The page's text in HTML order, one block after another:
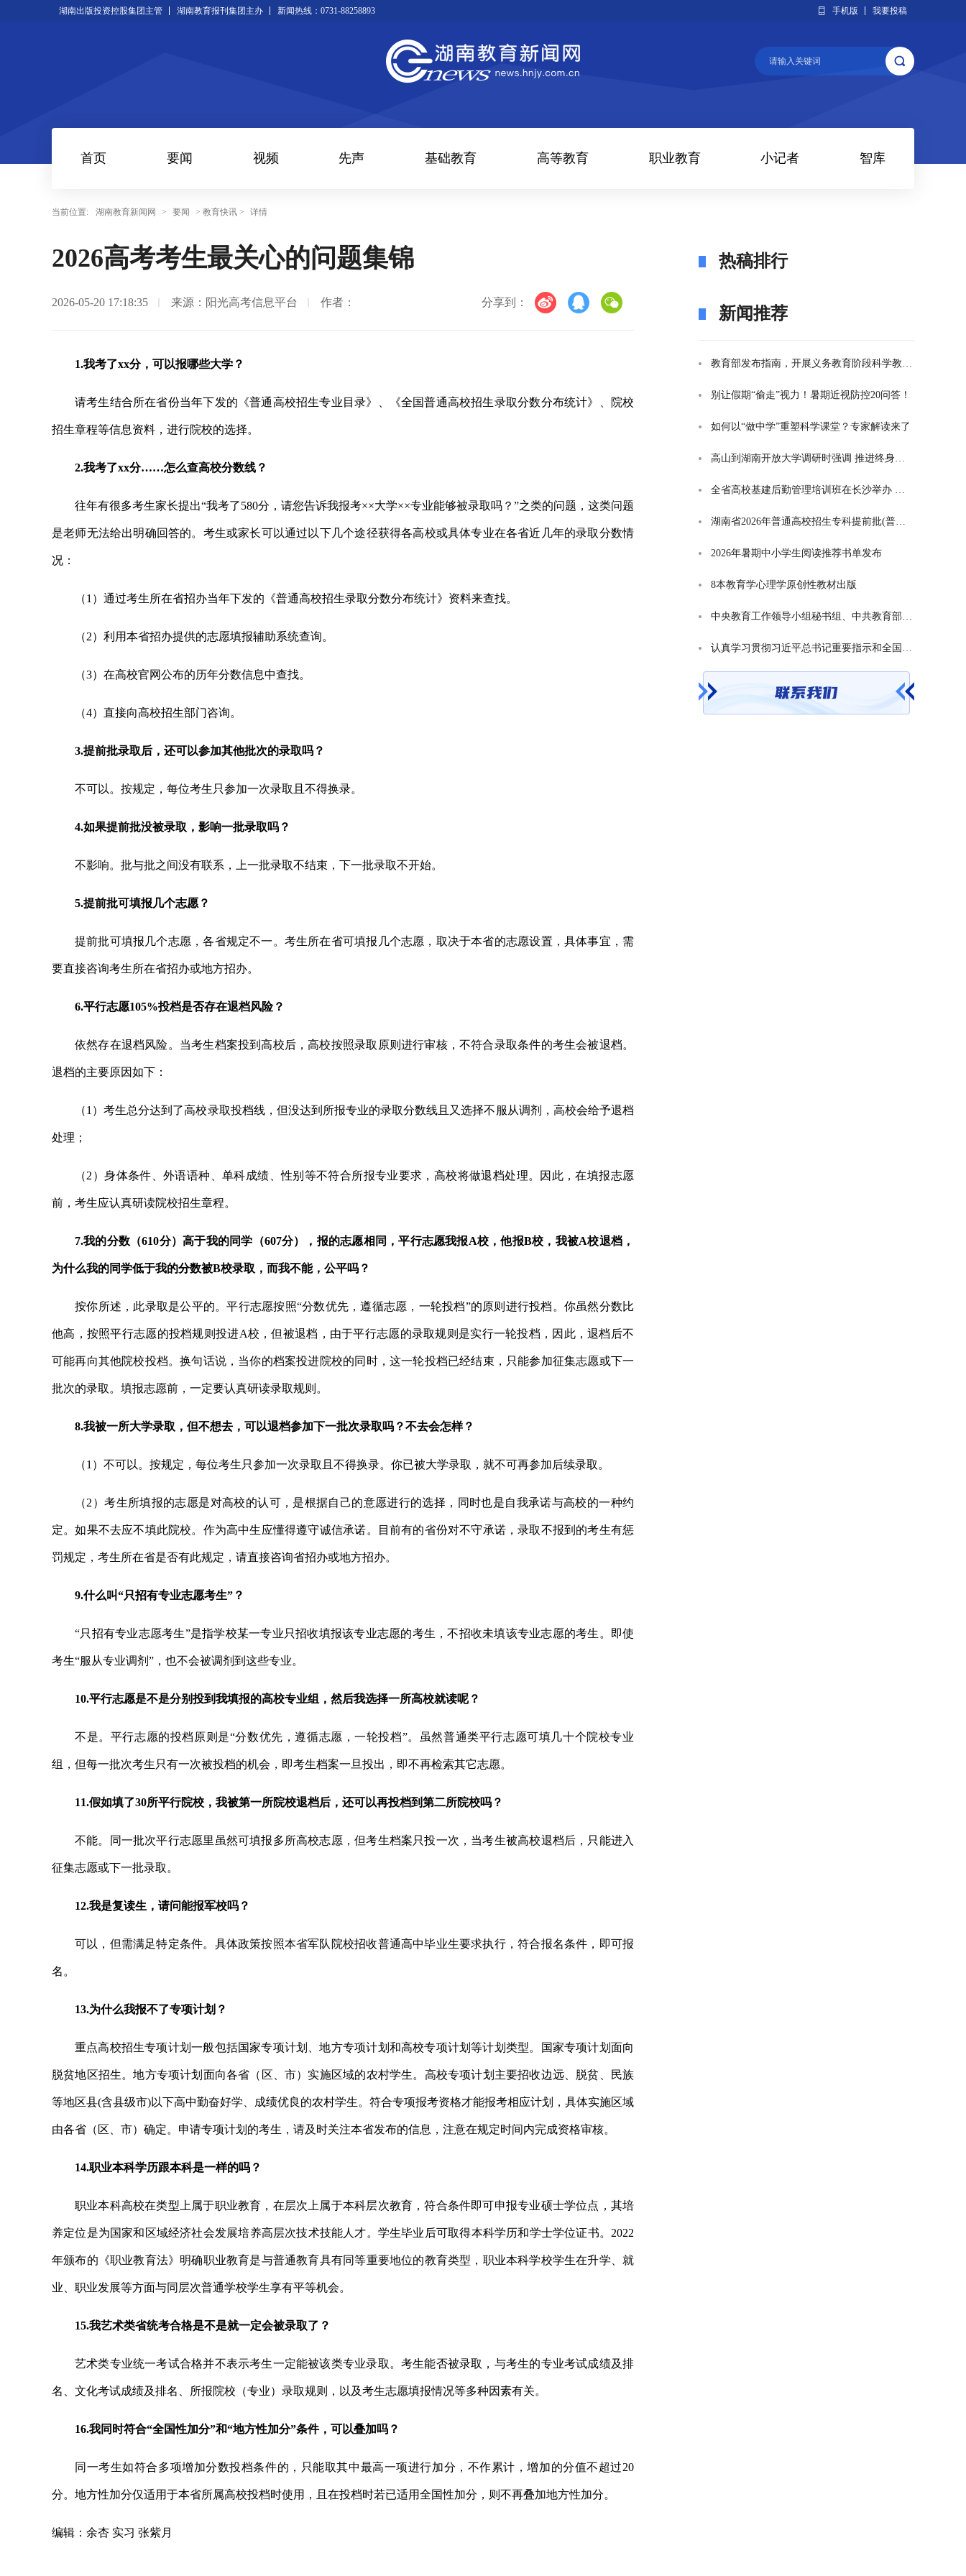
湖南出版投资控股集团主管 湖南教育报刊集团主办 新闻热线：0731-88258893 手机版 我要投稿
首页 要闻 视频 先声 基础教育 高等教育 职业教育 小记者 智库
当前位置: 湖南教育新闻网 > 要闻 > 教育快讯 > 详情
2026高考考生最关心的问题集锦
2026-05-20 17:18:35 来源：阳光高考信息平台 作者： 分享到：
1.我考了xx分，可以报哪些大学？
请考生结合所在省份当年下发的《普通高校招生专业目录》、《全国普通高校招生录取分数分布统计》、院校
招生章程等信息资料，进行院校的选择。
2.我考了xx分……怎么查高校分数线？
往年有很多考生家长提出“我考了580分，请您告诉我报考××大学××专业能够被录取吗？”之类的问题，这类问题
是老师无法给出明确回答的。考生或家长可以通过以下几个途径获得各高校或具体专业在各省近几年的录取分数情
况：
（1）通过考生所在省招办当年下发的《普通高校招生录取分数分布统计》资料来查找。
（2）利用本省招办提供的志愿填报辅助系统查询。
（3）在高校官网公布的历年分数信息中查找。
（4）直接向高校招生部门咨询。
3.提前批录取后，还可以参加其他批次的录取吗？
不可以。按规定，每位考生只参加一次录取且不得换录。
4.如果提前批没被录取，影响一批录取吗？
不影响。批与批之间没有联系，上一批录取不结束，下一批录取不开始。
5.提前批可填报几个志愿？
提前批可填报几个志愿，各省规定不一。考生所在省可填报几个志愿，取决于本省的志愿设置，具体事宜，需
要直接咨询考生所在省招办或地方招办。
6.平行志愿105%投档是否存在退档风险？
依然存在退档风险。当考生档案投到高校后，高校按照录取原则进行审核，不符合录取条件的考生会被退档。
退档的主要原因如下：
（1）考生总分达到了高校录取投档线，但没达到所报专业的录取分数线且又选择不服从调剂，高校会给予退档
处理；
（2）身体条件、外语语种、单科成绩、性别等不符合所报专业要求，高校将做退档处理。因此，在填报志愿
前，考生应认真研读院校招生章程。
7.我的分数（610分）高于我的同学（607分），报的志愿相同，平行志愿我报A校，他报B校，我被A校退档，
为什么我的同学低于我的分数被B校录取，而我不能，公平吗？
按你所述，此录取是公平的。平行志愿按照“分数优先，遵循志愿，一轮投档”的原则进行投档。你虽然分数比
他高，按照平行志愿的投档规则投进A校，但被退档，由于平行志愿的录取规则是实行一轮投档，因此，退档后不
可能再向其他院校投档。换句话说，当你的档案投进院校的同时，这一轮投档已经结束，只能参加征集志愿或下一
批次的录取。填报志愿前，一定要认真研读录取规则。
8.我被一所大学录取，但不想去，可以退档参加下一批次录取吗？不去会怎样？
（1）不可以。按规定，每位考生只参加一次录取且不得换录。你已被大学录取，就不可再参加后续录取。
（2）考生所填报的志愿是对高校的认可，是根据自己的意愿进行的选择，同时也是自我承诺与高校的一种约
定。如果不去应不填此院校。作为高中生应懂得遵守诚信承诺。目前有的省份对不守承诺，录取不报到的考生有惩
罚规定，考生所在省是否有此规定，请直接咨询省招办或地方招办。
9.什么叫“只招有专业志愿考生”？
“只招有专业志愿考生”是指学校某一专业只招收填报该专业志愿的考生，不招收未填该专业志愿的考生。即使
考生“服从专业调剂”，也不会被调剂到这些专业。
10.平行志愿是不是分别投到我填报的高校专业组，然后我选择一所高校就读呢？
不是。平行志愿的投档原则是“分数优先，遵循志愿，一轮投档”。虽然普通类平行志愿可填几十个院校专业
组，但每一批次考生只有一次被投档的机会，即考生档案一旦投出，即不再检索其它志愿。
11.假如填了30所平行院校，我被第一所院校退档后，还可以再投档到第二所院校吗？
不能。同一批次平行志愿里虽然可填报多所高校志愿，但考生档案只投一次，当考生被高校退档后，只能进入
征集志愿或下一批录取。
12.我是复读生，请问能报军校吗？
可以，但需满足特定条件。具体政策按照本省军队院校招收普通高中毕业生要求执行，符合报名条件，即可报
名。
13.为什么我报不了专项计划？
重点高校招生专项计划一般包括国家专项计划、地方专项计划和高校专项计划等计划类型。国家专项计划面向
脱贫地区招生。地方专项计划面向各省（区、市）实施区域的农村学生。高校专项计划主要招收边远、脱贫、民族
等地区县(含县级市)以下高中勤奋好学、成绩优良的农村学生。符合专项报考资格才能报考相应计划，具体实施区域
由各省（区、市）确定。申请专项计划的考生，请及时关注本省发布的信息，注意在规定时间内完成资格审核。
14.职业本科学历跟本科是一样的吗？
职业本科高校在类型上属于职业教育，在层次上属于本科层次教育，符合条件即可申报专业硕士学位点，其培
养定位是为国家和区域经济社会发展培养高层次技术技能人才。学生毕业后可取得本科学历和学士学位证书。2022
年颁布的《职业教育法》明确职业教育是与普通教育具有同等重要地位的教育类型，职业本科学校学生在升学、就
业、职业发展等方面与同层次普通学校学生享有平等机会。
15.我艺术类省统考合格是不是就一定会被录取了？
艺术类专业统一考试合格并不表示考生一定能被该类专业录取。考生能否被录取，与考生的专业考试成绩及排
名、文化考试成绩及排名、所报院校（专业）录取规则，以及考生志愿填报情况等多种因素有关。
16.我同时符合“全国性加分”和“地方性加分”条件，可以叠加吗？
同一考生如符合多项增加分数投档条件的，只能取其中最高一项进行加分，不作累计，增加的分值不超过20
分。地方性加分仅适用于本省所属高校投档时使用，且在投档时若已适用全国性加分，则不再叠加地方性加分。
编辑：余杏 实习 张紫月
热稿排行
新闻推荐
教育部发布指南，开展义务教育阶段科学教育“做中学”领航行动
别让假期“偷走”视力！暑期近视防控20问答！
如何以“做中学”重塑科学课堂？专家解读来了
高山到湖南开放大学调研时强调 推进终身教育发展 在服务学习型社会建设中走好转型升级发展之路
全省高校基建后勤管理培训班在长沙举办 高山出席开班式并讲话
湖南省2026年普通高校招生专科提前批(普通类定向培养军士)征集志愿投档分数线
2026年暑期中小学生阅读推荐书单发布
8本教育学心理学原创性教材出版
中央教育工作领导小组秘书组、中共教育部党组印发通知，部署学习贯彻习近平总书记对基础教育工作重要指示精神
认真学习贯彻习近平总书记重要指示和全国基础教育工作会议精神 不断开创基础教育高质量发展新局面省教育厅召开党组（扩大）会